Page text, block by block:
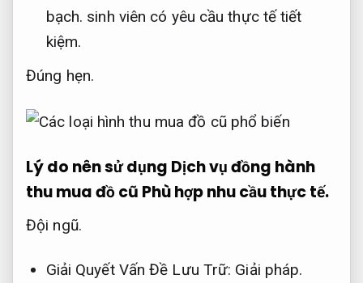
bạch. sinh viên có yêu cầu thực tế tiết
kiệm.
Đúng hẹn.
Lý do nên sử dụng Dịch vụ đồng hành
thu mua đồ cũ Phù hợp nhu cầu thực tế.
Đội ngũ.
Giải Quyết Vấn Đề Lưu Trữ: Giải pháp.